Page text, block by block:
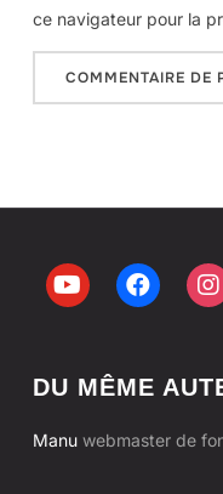
ce navigateur pour la
DU MÊME
Manuwebmaster de